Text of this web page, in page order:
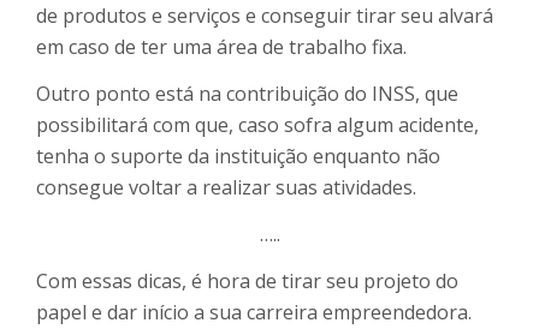
de produtos e serviços e conseguir tirar seu alvará
em caso de ter uma área de trabalho fixa.
Outro ponto está na contribuição do INSS, que
possibilitará com que, caso sofra algum acidente,
tenha o suporte da instituição enquanto não
consegue voltar a realizar suas atividades.
…..
Com essas dicas, é hora de tirar seu projeto do
papel e dar início a sua carreira empreendedora.